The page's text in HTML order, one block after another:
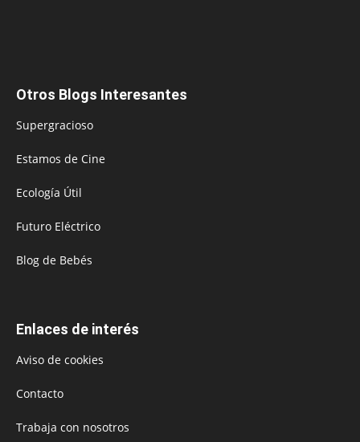
Otros Blogs Interesantes
Supergracioso
Estamos de Cine
Ecología Útil
Futuro Eléctrico
Blog de Bebés
Enlaces de interés
Aviso de cookies
Contacto
Trabaja con nosotros